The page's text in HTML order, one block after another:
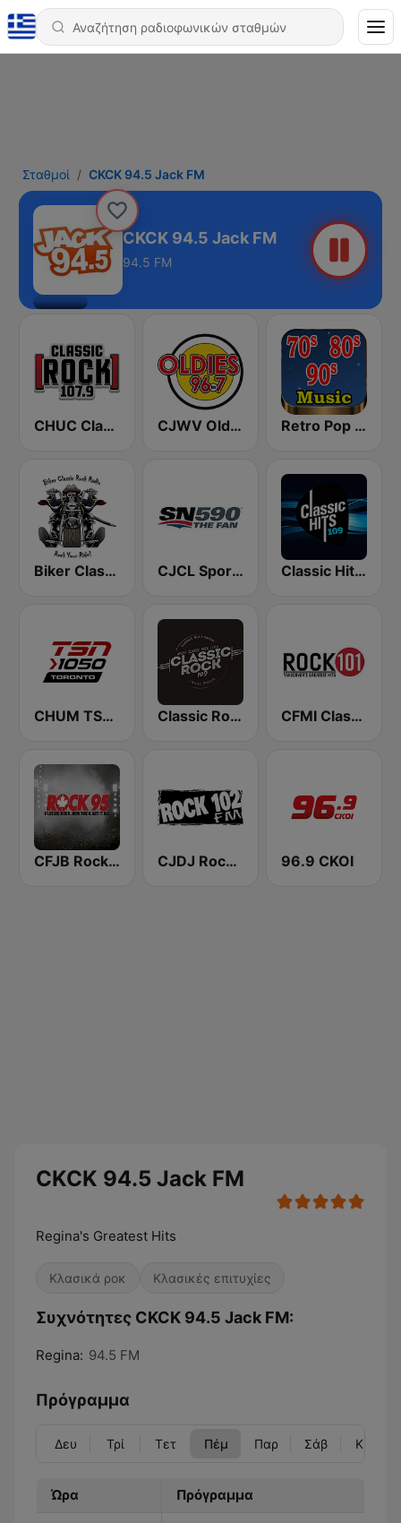
Σταθμοί CKCK 94.5 Jack FM
CKCK 94.5 Jack FM
94.5 FM
CHUC Classic Rock 107.9 FM CJWV Oldies 96.7 FM Retro Pop Hits 80s 90s
Biker Classic Rock Radio CJCL Sportsnet 590 The Fan Classic Hits 109 - 70s 80s 90s
CHUM TSN 1050 AM Classic Rock 109 CFMI Classic Rock 101
CFJB Rock 95 CJDJ Rock 102 FM 96.9 CKOI
CKCK 94.5 Jack FM
Regina's Greatest Hits
Κλασικά ροκ Κλασικές επιτυχίες
Συχνότητες CKCK 94.5 Jack FM:
Regina: 94.5 FM
Πρόγραμμα
Δευ Τρί Τετ Πέμ Παρ Σάβ Κυρ
Ώρα Πρόγραμμα